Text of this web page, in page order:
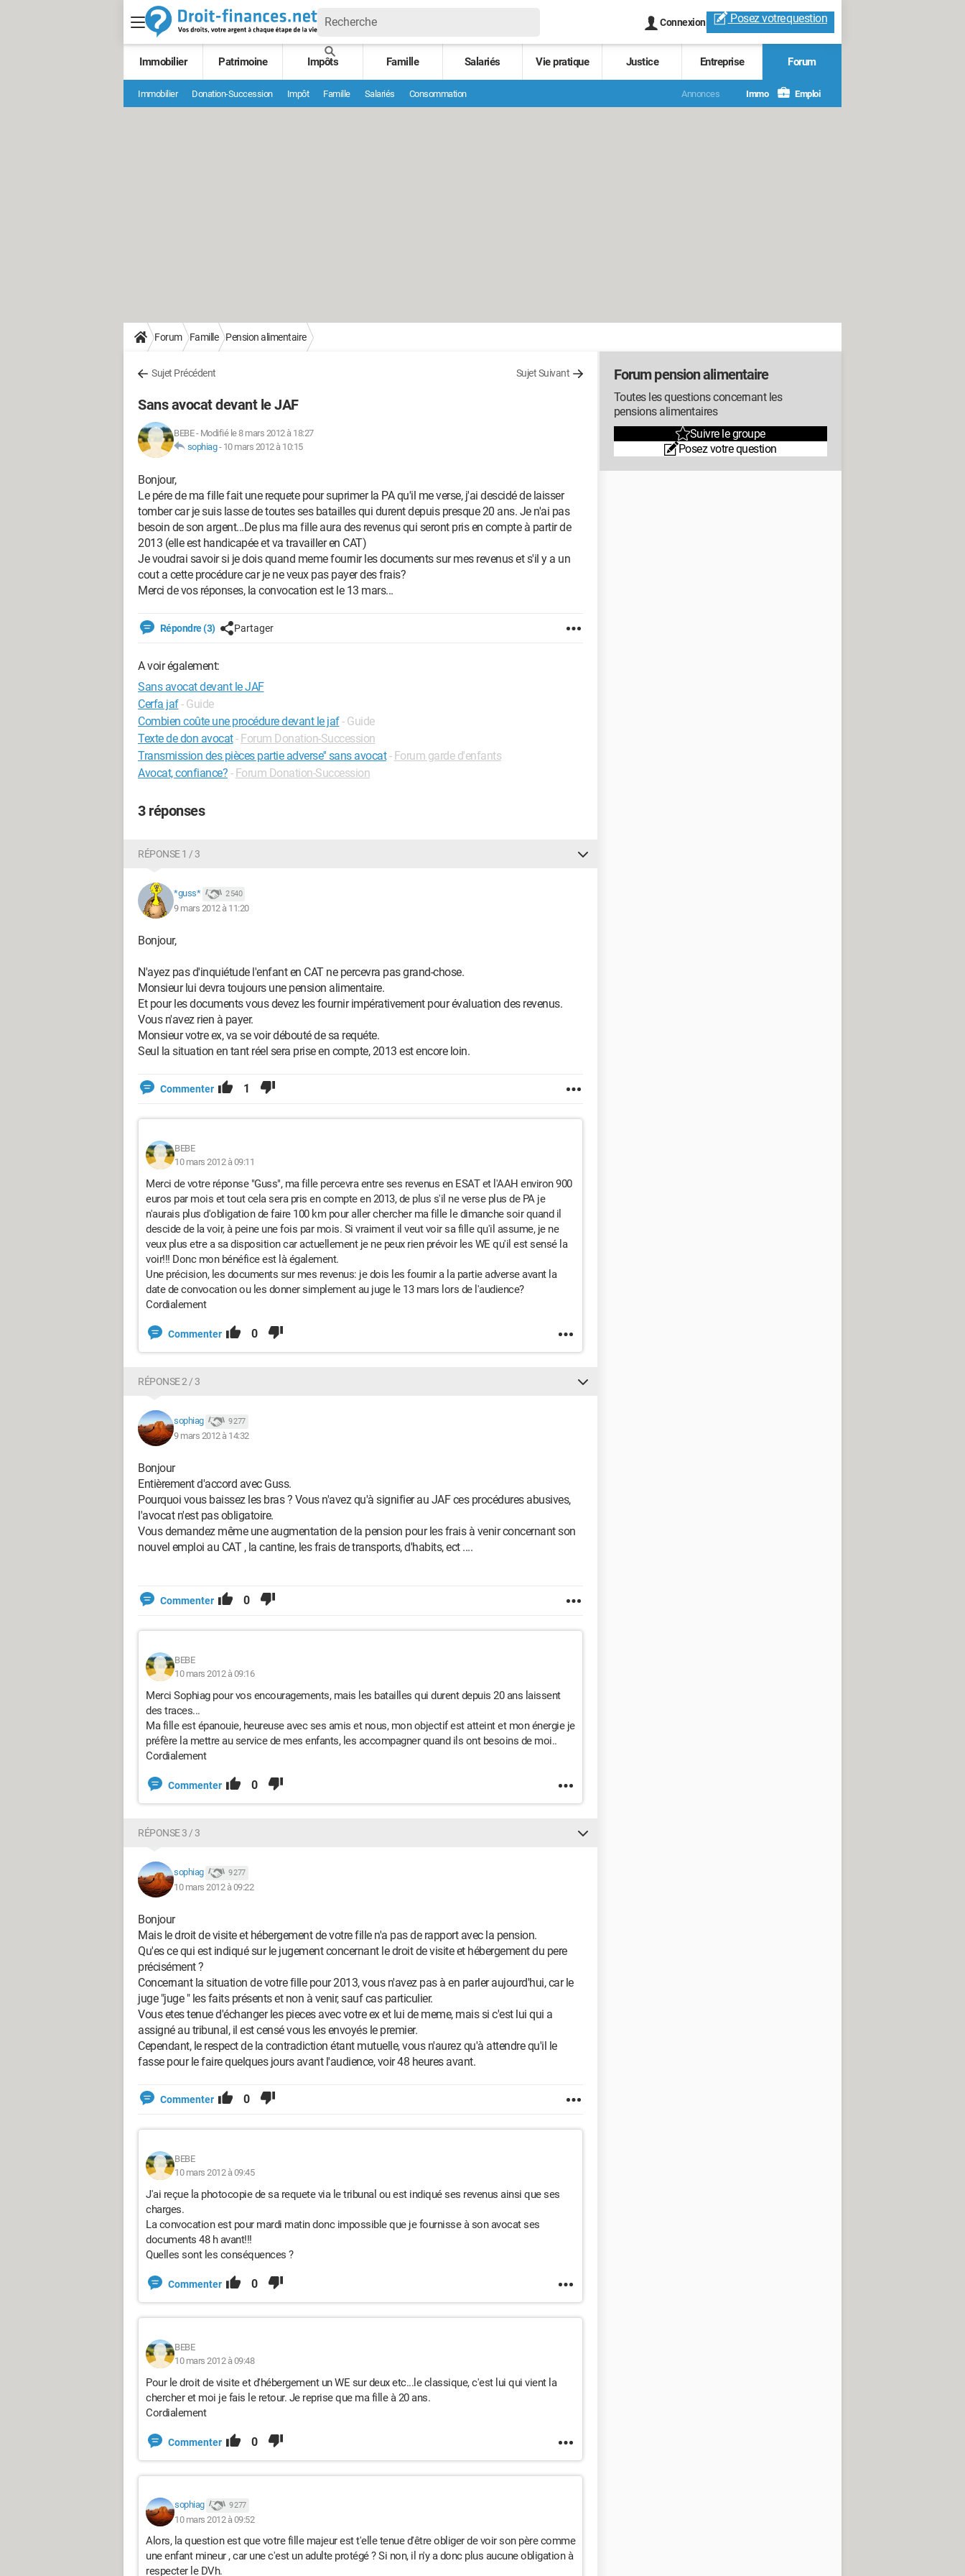
Connexion Posez votrequestion
Immobilier Patrimoine Impôts Famille Salariés Vie pratique Justice Entreprise Forum
Immobilier Donation-Succession Impôt Famille Salariés Consommation Annonces Immo Emploi
Forum Famille Pension alimentaire
Sujet Précédent Sujet Suivant
Sans avocat devant le JAF
BEBE- Modifié le 8 mars 2012 à 18:27
sophiag- 10 mars 2012 à 10:15
Bonjour,
Le pére de ma fille fait une requete pour suprimer la PA qu'il me verse, j'ai descidé de laisser
tomber car je suis lasse de toutes ses batailles qui durent depuis presque 20 ans. Je n'ai pas
besoin de son argent...De plus ma fille aura des revenus qui seront pris en compte à partir de
2013 (elle est handicapée et va travailler en CAT)
Je voudrai savoir si je dois quand meme fournir les documents sur mes revenus et s'il y a un
cout a cette procédure car je ne veux pas payer des frais?
Merci de vos réponses, la convocation est le 13 mars...
Répondre (3) Partager
A voir également:
Sans avocat devant le JAF
Cerfa jaf- Guide
Combien coûte une procédure devant le jaf- Guide
Texte de don avocat- Forum Donation-Succession
Transmission des pièces partie adverse'' sans avocat - Forum garde d'enfants
Avocat, confiance? - Forum Donation-Succession
3 réponses
RÉPONSE 1 / 3
*guss* 2 540
9 mars 2012 à 11:20
Bonjour,
N'ayez pas d'inquiétude l'enfant en CAT ne percevra pas grand-chose.
Monsieur lui devra toujours une pension alimentaire.
Et pour les documents vous devez les fournir impérativement pour évaluation des revenus.
Vous n'avez rien à payer.
Monsieur votre ex, va se voir débouté de sa requéte.
Seul la situation en tant réel sera prise en compte, 2013 est encore loin.
Commenter 1
BEBE
10 mars 2012 à 09:11
Merci de votre réponse "Guss", ma fille percevra entre ses revenus en ESAT et l'AAH environ 900
euros par mois et tout cela sera pris en compte en 2013, de plus s'il ne verse plus de PA je
n'aurais plus d'obligation de faire 100 km pour aller chercher ma fille le dimanche soir quand il
descide de la voir, à peine une fois par mois. Si vraiment il veut voir sa fille qu'il assume, je ne
veux plus etre a sa disposition car actuellement je ne peux rien prévoir les WE qu'il est sensé la
voir!!! Donc mon bénéfice est là également.
Une précision, les documents sur mes revenus: je dois les fournir a la partie adverse avant la
date de convocation ou les donner simplement au juge le 13 mars lors de l'audience?
Cordialement
Commenter 0
RÉPONSE 2 / 3
sophiag 9 277
9 mars 2012 à 14:32
Bonjour
Entièrement d'accord avec Guss.
Pourquoi vous baissez les bras ? Vous n'avez qu'à signifier au JAF ces procédures abusives,
l'avocat n'est pas obligatoire.
Vous demandez même une augmentation de la pension pour les frais à venir concernant son
nouvel emploi au CAT , la cantine, les frais de transports, d'habits, ect ....
Commenter 0
BEBE
10 mars 2012 à 09:16
Merci Sophiag pour vos encouragements, mais les batailles qui durent depuis 20 ans laissent
des traces...
Ma fille est épanouie, heureuse avec ses amis et nous, mon objectif est atteint et mon énergie je
préfère la mettre au service de mes enfants, les accompagner quand ils ont besoins de moi..
Cordialement
Commenter 0
RÉPONSE 3 / 3
sophiag 9 277
10 mars 2012 à 09:22
Bonjour
Mais le droit de visite et hébergement de votre fille n'a pas de rapport avec la pension.
Qu'es ce qui est indiqué sur le jugement concernant le droit de visite et hébergement du pere
précisément ?
Concernant la situation de votre fille pour 2013, vous n'avez pas à en parler aujourd'hui, car le
juge "juge " les faits présents et non à venir, sauf cas particulier.
Vous etes tenue d'échanger les pieces avec votre ex et lui de meme, mais si c'est lui qui a
assigné au tribunal, il est censé vous les envoyés le premier.
Cependant, le respect de la contradiction étant mutuelle, vous n'aurez qu'à attendre qu'il le
fasse pour le faire quelques jours avant l'audience, voir 48 heures avant.
Commenter 0
BEBE
10 mars 2012 à 09:45
J'ai reçue la photocopie de sa requete via le tribunal ou est indiqué ses revenus ainsi que ses
charges.
La convocation est pour mardi matin donc impossible que je fournisse à son avocat ses
documents 48 h avant!!!
Quelles sont les conséquences ?
Commenter 0
BEBE
10 mars 2012 à 09:48
Pour le droit de visite et d'hébergement un WE sur deux etc...le classique, c'est lui qui vient la
chercher et moi je fais le retour. Je reprise que ma fille à 20 ans.
Cordialement
Commenter 0
sophiag 9 277
10 mars 2012 à 09:52
Alors, la question est que votre fille majeur est t'elle tenue d'être obliger de voir son père comme
une enfant mineur , car une c'est un adulte protégé ? Si non, il n'y a donc plus aucune obligation à
respecter le DVh.
Forum pension alimentaire
Toutes les questions concernant les
pensions alimentaires
Suivre le groupe
Posez votre question